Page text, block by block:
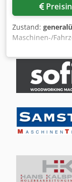
Zustand:
Maschinen-/
Poliermaschine
Dsdefiugujpfx
Polierscheiben